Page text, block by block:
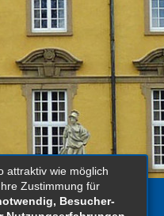
Kontakt
attraktiv wie möglich
Zustimmung für
Besucher-